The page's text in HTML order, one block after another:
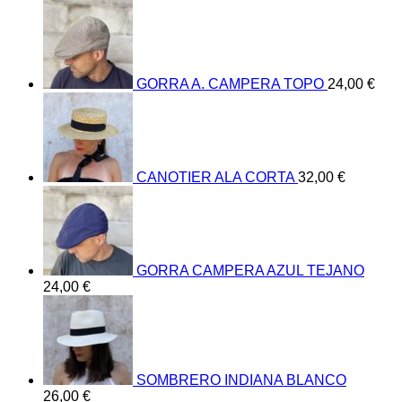
GORRA A. CAMPERA TOPO 24,00 €
CANOTIER ALA CORTA 32,00 €
GORRA CAMPERA AZUL TEJANO
24,00 €
SOMBRERO INDIANA BLANCO
26,00 €